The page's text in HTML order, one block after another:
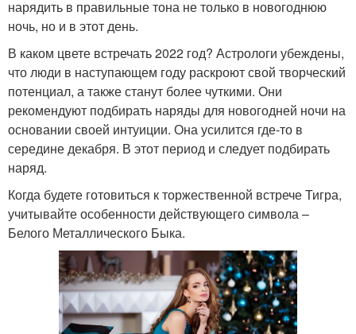
нарядить в правильные тона не только в новогоднюю
ночь, но и в этот день.
В каком цвете встречать 2022 год? Астрологи убеждены,
что люди в наступающем году раскроют свой творческий
потенциал, а также станут более чуткими. Они
рекомендуют подбирать наряды для новогодней ночи на
основании своей интуиции. Она усилится где-то в
середине декабря. В этот период и следует подбирать
наряд.
Когда будете готовиться к торжественной встрече Тигра,
учитывайте особенности действующего символа –
Белого Металлического Быка.